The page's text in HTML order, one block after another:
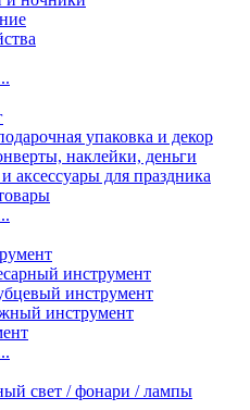
упаковка и декор
наклейки, деньги
аксессуары для праздника
инструмент
инструмент
инструмент
свет / фонари / лампы